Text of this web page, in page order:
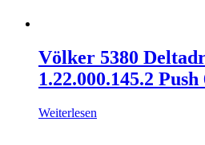
Völker 5380
1.22.000.145.2
Weiterlesen